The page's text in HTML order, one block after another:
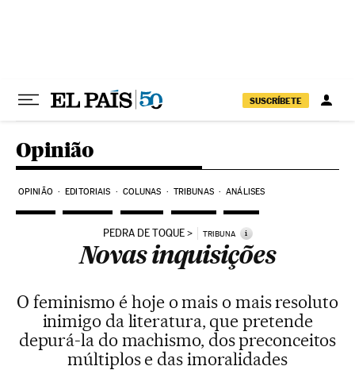
SUSCRÍBETE
Opinião
OPINIÃO EDITORIAIS COLUNAS TRIBUNAS ANÁLISES
PEDRA DE TOQUE TRIBUNA i
Novas inquisições
O feminismo é hoje o mais o mais resoluto
inimigo da literatura, que pretende
depurá-la do machismo, dos preconceitos
múltiplos e das imoralidades